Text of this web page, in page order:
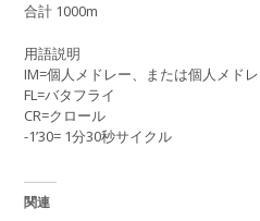
合計 1000m
用語説明
IM=個人メドレー、または個人メド
FL=バタフライ
CR=クロール
-1’30= 1分30秒サイクル
関連